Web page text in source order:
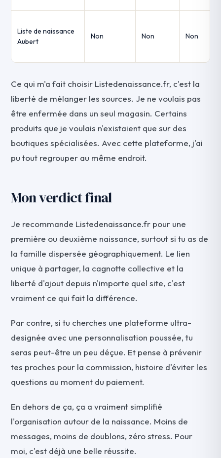
Liste de naissance
Aubert
Non Non Non
Ce qui m'a fait choisir Listedenaissance.fr, c'est la
liberté de mélanger les sources. Je ne voulais pas
être enfermée dans un seul magasin. Certains
produits que je voulais n'existaient que sur des
boutiques spécialisées. Avec cette plateforme, j'ai
pu tout regrouper au même endroit.
Mon verdict final
Je recommande Listedenaissance.fr pour une
première ou deuxième naissance, surtout si tu as de
la famille dispersée géographiquement. Le lien
unique à partager, la cagnotte collective et la
liberté d'ajout depuis n'importe quel site, c'est
vraiment ce qui fait la différence.
Par contre, si tu cherches une plateforme ultra-
designée avec une personnalisation poussée, tu
seras peut-être un peu déçue. Et pense à prévenir
tes proches pour la commission, histoire d'éviter les
questions au moment du paiement.
En dehors de ça, ça a vraiment simplifié
l'organisation autour de la naissance. Moins de
messages, moins de doublons, zéro stress. Pour
moi, c'est déjà une belle réussite.